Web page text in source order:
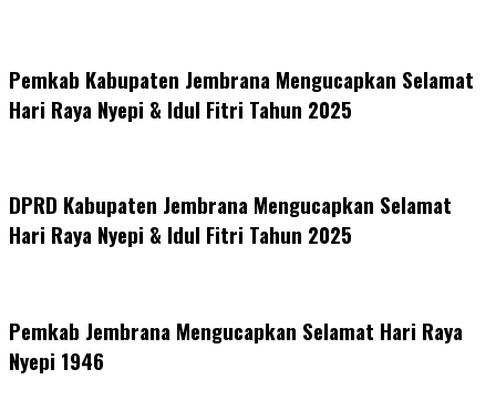
Pemkab Kabupaten Jembrana Mengucapkan Selamat
Hari Raya Nyepi & Idul Fitri Tahun 2025
DPRD Kabupaten Jembrana Mengucapkan Selamat
Hari Raya Nyepi & Idul Fitri Tahun 2025
Pemkab Jembrana Mengucapkan Selamat Hari Raya
Nyepi 1946